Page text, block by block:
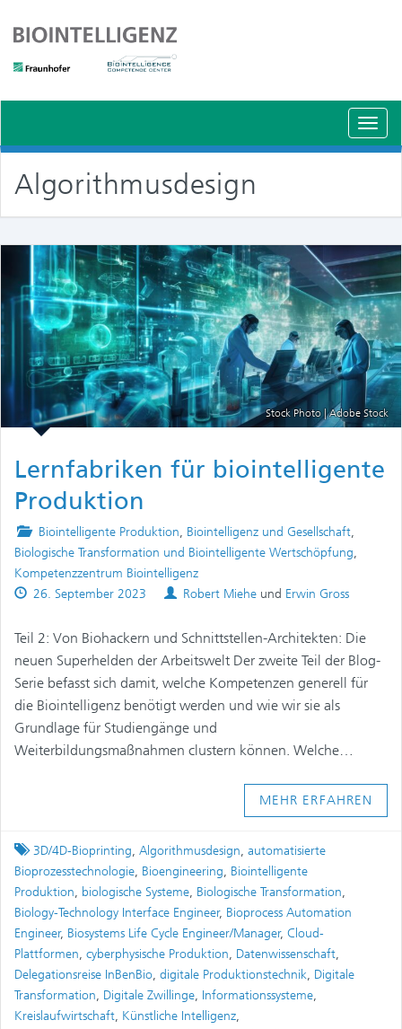
Algorithmusdesign
Stock Photo | Adobe Stock
Lernfabriken für biointelligente
Produktion
Posted
in
Biointelligente Produktion, Biointelligenz und Gesellschaft,
Biologische Transformation und Biointelligente Wertschöpfung,
Kompetenzzentrum Biointelligenz
Published
26. September 2023 Authors
Robert Miehe und Erwin Gross
Teil 2: Von Biohackern und Schnittstellen-Architekten: Die
neuen Superhelden der Arbeitswelt Der zweite Teil der Blog-
Serie befasst sich damit, welche Kompetenzen generell für
die Biointelligenz benötigt werden und wie wir sie als
Grundlage für Studiengänge und
Weiterbildungsmaßnahmen clustern können. Welche…
MEHR ERFAHREN
Tagged
3D/4D-Bioprinting, Algorithmusdesign, automatisierte
Bioprozesstechnologie, Bioengineering, Biointelligente
Produktion, biologische Systeme, Biologische Transformation,
Biology-Technology Interface Engineer, Bioprocess Automation
Engineer, Biosystems Life Cycle Engineer/Manager, Cloud-
Plattformen, cyberphysische Produktion, Datenwissenschaft,
Delegationsreise InBenBio, digitale Produktionstechnik, Digitale
Transformation, Digitale Zwillinge, Informationssysteme,
Kreislaufwirtschaft, Künstliche Intelligenz,